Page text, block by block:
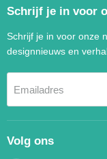
Schrijf je in voor
Schrijf je in voor onze
designnieuws en
Emailadres
Volg ons